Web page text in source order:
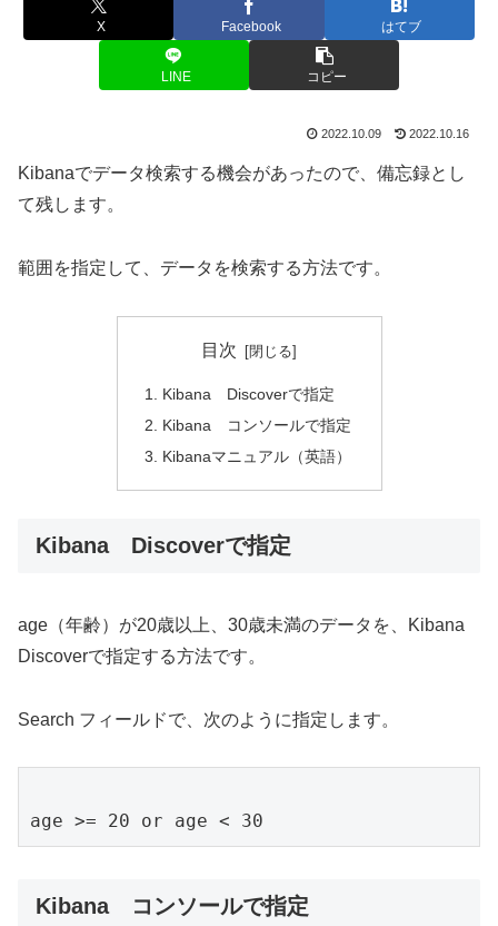
X Facebook はてブ
LINE コピー
2022.10.09 2022.10.16
Kibanaでデータ検索する機会があったので、備忘録とし
て残します。
範囲を指定して、データを検索する方法です。
目次
Kibana Discoverで指定
Kibana コンソールで指定
Kibanaマニュアル（英語）
Kibana Discoverで指定
age（年齢）が20歳以上、30歳未満のデータを、Kibana
Discoverで指定する方法です。
Search フィールドで、次のように指定します。
age >= 20 or age < 30
Kibana コンソールで指定